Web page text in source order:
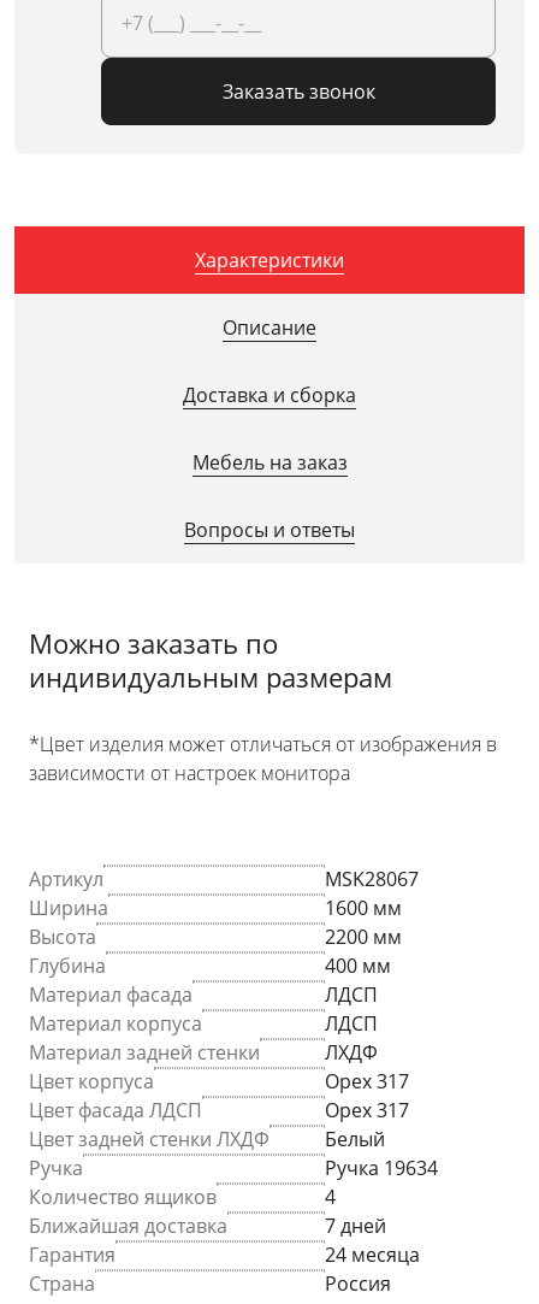
Заказать звонок
Характеристики
Описание
Доставка и сборка
Мебель на заказ
Вопросы и ответы
Можно заказать по
индивидуальным размерам
*Цвет изделия может отличаться от изображения в
зависимости от настроек монитора
Артикул
MSK28067
Ширина
1600 мм
Высота
2200 мм
Глубина
400 мм
Материал фасада
ЛДСП
Материал корпуса
ЛДСП
Материал задней стенки
ЛХДФ
Цвет корпуса
Орех 317
Цвет фасада ЛДСП
Орех 317
Цвет задней стенки ЛХДФ
Белый
Ручка
Ручка 19634
Количество ящиков
4
Ближайшая доставка
7 дней
Гарантия
24 месяца
Страна
Россия